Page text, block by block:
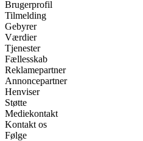
Brugerprofil
Tilmelding
Gebyrer
Værdier
Tjenester
Fællesskab
Reklamepartner
Annoncepartner
Henviser
Støtte
Mediekontakt
Kontakt os
Følge